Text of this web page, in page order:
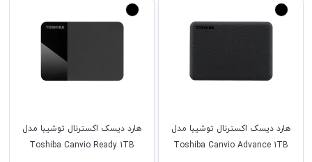
هارد دیسک اکسترنال توشیبا مدل
Toshiba Canvio Ready 1TB
هارد دیسک اکسترنال توشیبا مدل
Toshiba Canvio Advance 1TB